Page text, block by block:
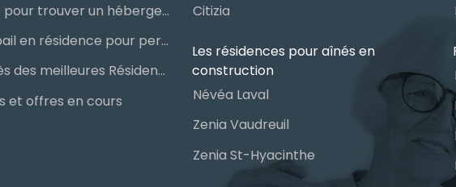
Les étapes pour trouver un hébergement public ou privé
Signer un bail en résidence pour personnes âgées (RPA) : ce qu’il faut savoir
Le palmarès des meilleures Résidences Privées pour Aînés (RPA)
et offres en cours
Citizia
Les résidences pour aînés en
construction
Névéa Laval
Zenia Vaudreuil
Zenia St-Hyacinthe